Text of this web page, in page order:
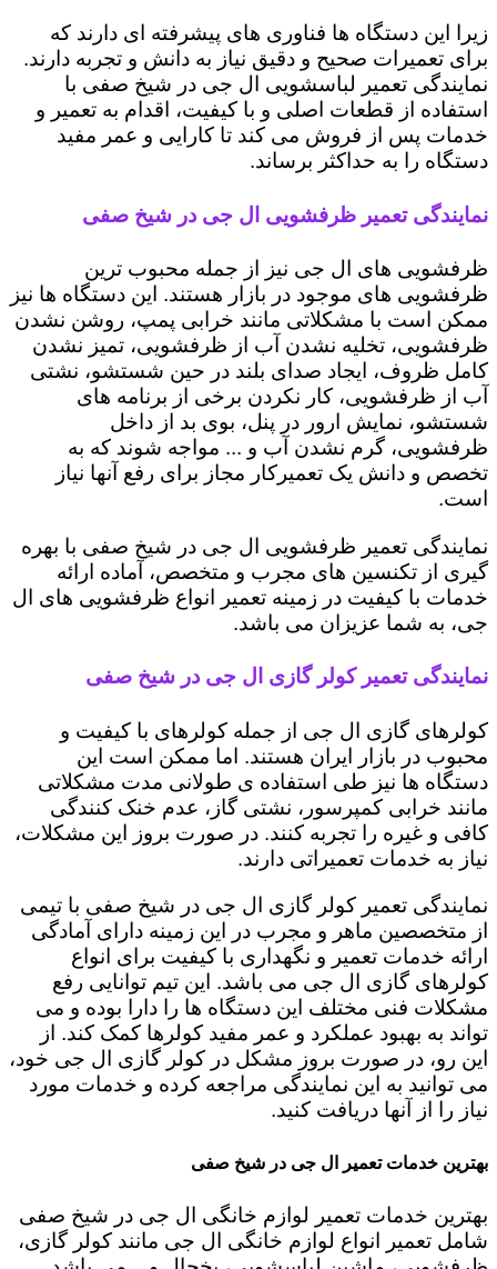
زیرا این دستگاه ها فناوری های پیشرفته ای دارند که
برای تعمیرات صحیح و دقیق نیاز به دانش و تجربه دارند.
نمایندگی تعمیر لباسشویی ال جی در شیخ صفی با
استفاده از قطعات اصلی و با کیفیت، اقدام به تعمیر و
خدمات پس از فروش می کند تا کارایی و عمر مفید
دستگاه را به حداکثر برساند.
نمایندگی تعمیر ظرفشویی ال جی در شیخ صفی
ظرفشویی های ال جی نیز از جمله محبوب ترین
ظرفشویی های موجود در بازار هستند. این دستگاه ها نیز
ممکن است با مشکلاتی مانند خرابی پمپ، روشن نشدن
ظرفشویی، تخلیه نشدن آب از ظرفشویی، تمیز نشدن
کامل ظروف، ایجاد صدای بلند در حین شستشو، نشتی
آب از ظرفشویی، کار نکردن برخی از برنامه های
شستشو، نمایش ارور در پنل، بوی بد از داخل
ظرفشویی، گرم نشدن آب و ... مواجه شوند که به
تخصص و دانش یک تعمیرکار مجاز برای رفع آنها نیاز
است.
نمایندگی تعمیر ظرفشویی ال جی در شیخ صفی با بهره
گیری از تکنسین های مجرب و متخصص، آماده ارائه
خدمات با کیفیت در زمینه تعمیر انواع ظرفشویی های ال
جی، به شما عزیزان می باشد.
نمایندگی تعمیر کولر گازی ال جی در شیخ صفی
کولرهای گازی ال جی از جمله کولرهای با کیفیت و
محبوب در بازار ایران هستند. اما ممکن است این
دستگاه ها نیز طی استفاده ی طولانی مدت مشکلاتی
مانند خرابی کمپرسور، نشتی گاز، عدم خنک کنندگی
کافی و غیره را تجربه کنند. در صورت بروز این مشکلات،
نیاز به خدمات تعمیراتی دارند.
نمایندگی تعمیر کولر گازی ال جی در شیخ صفی با تیمی
از متخصصین ماهر و مجرب در این زمینه دارای آمادگی
ارائه خدمات تعمیر و نگهداری با کیفیت برای انواع
کولرهای گازی ال جی می باشد. این تیم توانایی رفع
مشکلات فنی مختلف این دستگاه ها را دارا بوده و می
تواند به بهبود عملکرد و عمر مفید کولرها کمک کند. از
این رو، در صورت بروز مشکل در کولر گازی ال جی خود،
می توانید به این نمایندگی مراجعه کرده و خدمات مورد
نیاز را از آنها دریافت کنید.
بهترین خدمات تعمیر ال جی در شیخ صفی
بهترین خدمات تعمیر لوازم خانگی ال جی در شیخ صفی
شامل تعمیر انواع لوازم خانگی ال جی مانند کولر گازی،